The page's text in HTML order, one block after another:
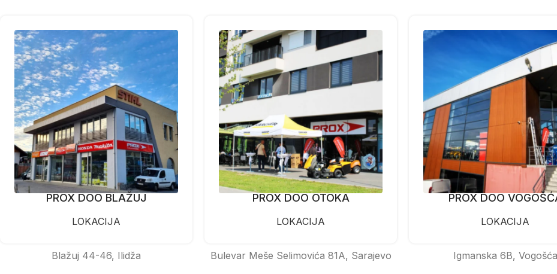
PROX DOO BLAŽUJ
LOKACIJA
Blažuj 44-46, Ilidža
PROX DOO OTOKA
LOKACIJA
Bulevar Meše Selimovića 81A, Sarajevo
PROX DOO
LOKACIJA
Igmanska 6B, Vogošća